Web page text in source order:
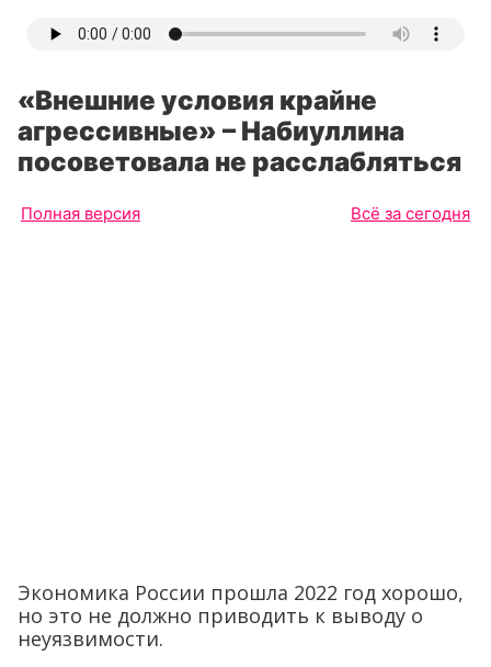
«Внешние условия крайне
агрессивные» – Набиуллина
посоветовала не расслабляться
Полная версия Всё за сегодня
Экономика России прошла 2022 год хорошо,
но это не должно приводить к выводу о
неуязвимости.